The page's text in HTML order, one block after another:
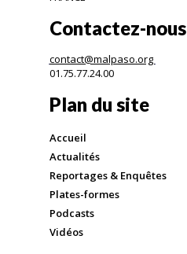
Contactez-nous
contact@malpaso.org
01.75.77.24.00
Plan du site
Accueil
Actualités
Reportages & Enquêtes
Plates-formes
Podcasts
Vidéos